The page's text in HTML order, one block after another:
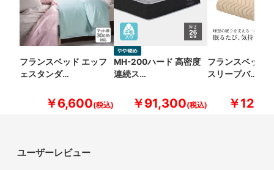
フランスベッド エッフ
ェスタンダ…
￥6,600
MH-200ハード 高密度
連続ス…
￥91,300
フランスベッド
スリープバ…
￥
ユーザーレビュー